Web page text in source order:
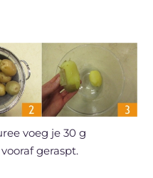
voeg je 30 g
geraspt.